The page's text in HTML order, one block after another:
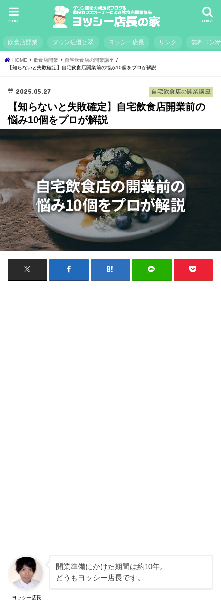
search
menu
飲食店開業 ダウン症優と翠 ヨッシー店長 リンク 無料コン
HOME 飲食店開業
自宅飲食店の開業講座
【知らないと失敗確定】自宅飲食店開業前の悩み10個をプロが解説
自宅飲食店の開業講座
2025.05.27
【知らないと失敗確定】自宅飲食店開業前の
悩み10個をプロが解説
ヨッシー店長
開業準備にかけた期間は約10年。
どうもヨッシー店長です。